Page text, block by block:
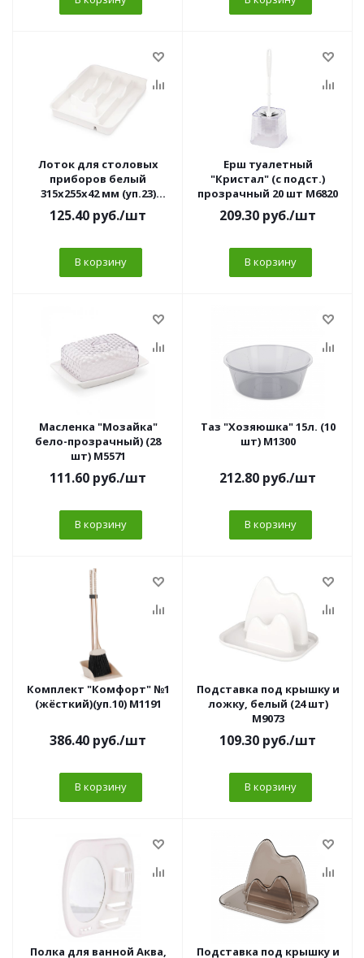
Лоток для столовых
приборов белый
315х255х42 мм (уп.23)
М8516
125.40 руб./шт
В корзину
Ерш туалетный
"Кристал" (с подст.)
прозрачный 20 шт М6820
209.30 руб./шт
В корзину
Масленка "Мозайка"
бело-прозрачный) (28
шт) М5571
111.60 руб./шт
В корзину
Таз "Хозяюшка" 15л. (10
шт) М1300
212.80 руб./шт
В корзину
Комплект "Комфорт" №1
(жёсткий)(уп.10) М1191
386.40 руб./шт
В корзину
Подставка под крышку и
ложку, белый (24 шт)
М9073
109.30 руб./шт
В корзину
Полка для ванной Аква,
Подставка под крышку и